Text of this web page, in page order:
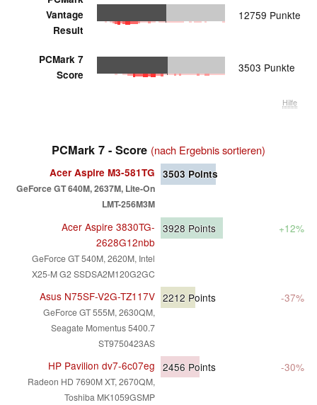
Vantage
Result
12759 Punkte
PCMark 7
Score
3503 Punkte
Hilfe
PCMark 7 - Score (nach Ergebnis sortieren)
Acer Aspire M3-581TG
GeForce GT 640M, 2637M, Lite-On
LMT-256M3M
3503 Points
Acer Aspire 3830TG-
2628G12nbb
GeForce GT 540M, 2620M, Intel
X25-M G2 SSDSA2M120G2GC
3928 Points +12%
Asus N75SF-V2G-TZ117V
GeForce GT 555M, 2630QM,
Seagate Momentus 5400.7
ST9750423AS
2212 Points -37%
HP Pavilion dv7-6c07eg
Radeon HD 7690M XT, 2670QM,
Toshiba MK1059GSMP
2456 Points -30%